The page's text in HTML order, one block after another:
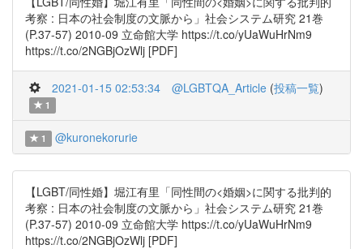
考察 : 日本の社会制度の文脈から」社会システム研究 21巻
(P.37-57) 2010-09 立命館大学 https://t.co/yUaWuHrNm9
https://t.co/2NGBjOzWlj [PDF]
2021-01-15 02:53:34 @LGBTQA_Article (投稿一覧)
1
1 @kuronekorurie
【LGBT/同性婚】堀江有里「同性間の<婚姻>に関する批判的
考察 : 日本の社会制度の文脈から」社会システム研究 21巻
(P.37-57) 2010-09 立命館大学 https://t.co/yUaWuHrNm9
https://t.co/2NGBjOzWlj [PDF]